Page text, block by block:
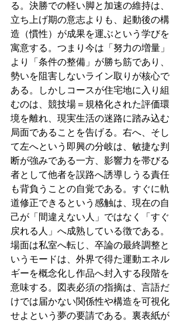
る。決勝での軽い脚と加速の維持は、
立ち上げ期の意志よりも、起動後の構
造（慣性）が成果を運ぶという学びを
寓意する。つまり今は「努力の増量」
より「条件の整備」が勝ち筋であり、
勢いを阻害しないライン取りが核心で
ある。しかしコースが住宅地に入り組
むのは、競技場＝規格化された評価環
境を離れ、現実生活の迷路に踏み込む
局面であることを告げる。右へ、そし
て左へという即興の分岐は、敏捷な判
断が強みである一方、影響力を帯びる
者として他者を誤路へ誘導しうる責任
も背負うことの自覚である。すぐに軌
道修正できるという感触は、現在の自
己が「間違えない人」ではなく「すぐ
戻れる人」へ成熟している徴である。
場面は私室へ転じ、卒論の最終調整と
いうモードは、外界で得た運動エネル
ギーを概念化し作品へ封入する段階を
意味する。図表必須の指摘は、言語だ
けでは届かない関係性や構造を可視化
せよという夢の要請である。裏表紙が